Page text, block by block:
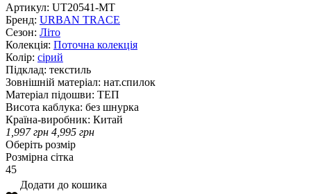
Артикул: UT20541-MT
Бренд: URBAN TRACE
Сезон: Літо
Колекція: Поточна колекція
Колір: сірий
Підклад: текстиль
Зовнішній матеріал: нат.спилок
Матеріал підошви: ТЕП
Висота каблука: без шнурка
Країна-виробник: Китай
1,997грн 4,995 грн
Оберіть розмір
Розмірна сітка
45
Додати до кошика